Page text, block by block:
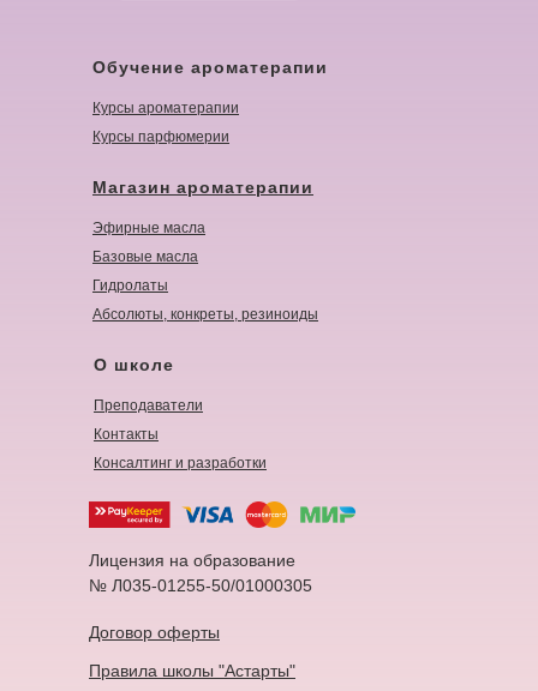
Обучение ароматерапии
Курсы ароматерапии
Курсы парфюмерии
Магазин ароматерапии
Эфирные масла
Базовые масла
Гидролаты
Абсолюты, конкреты, резиноиды
О школе
Преподаватели
Контакты
Консалтинг и разработки
Лицензия на образование
№ Л035-01255-50/01000305
Договор оферты
Правила школы "Астарты"